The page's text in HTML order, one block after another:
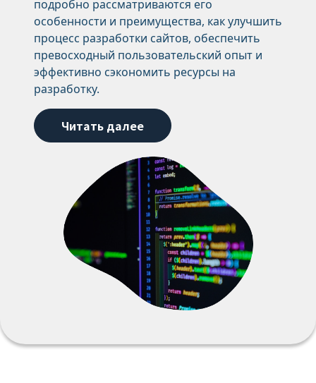
подробно рассматриваются его
особенности и преимущества, как улучшить
процесс разработки сайтов, обеспечить
превосходный пользовательский опыт и
эффективно сэкономить ресурсы на
разработку.
Читать далее